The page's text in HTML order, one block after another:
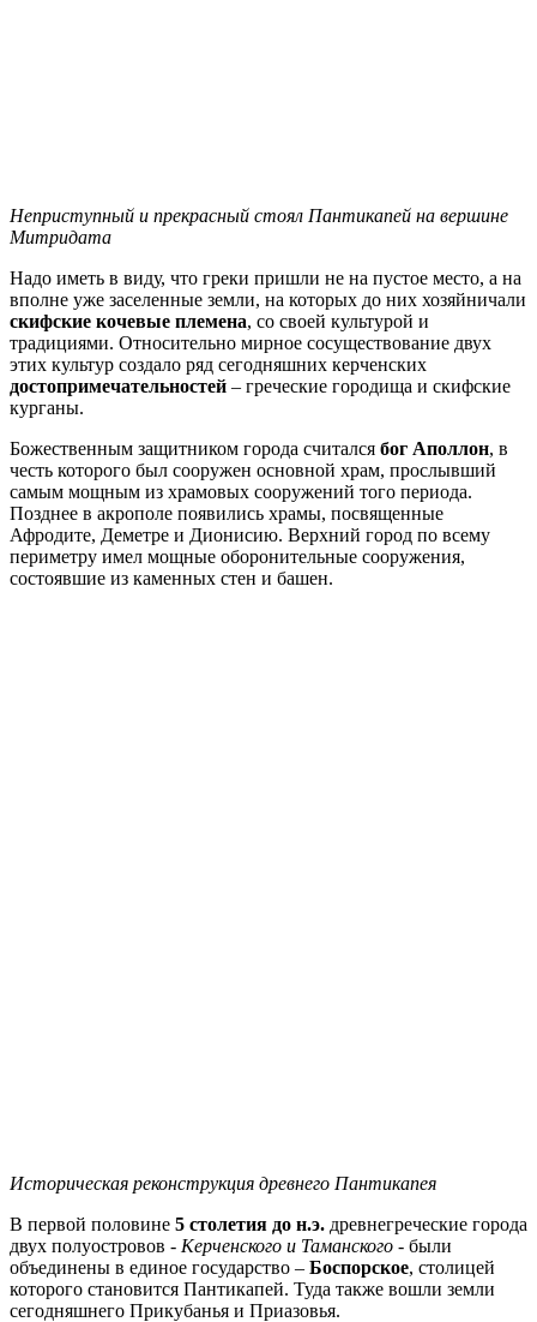
Неприступный и прекрасный стоял Пантикапей на вершине
Митридата
Надо иметь в виду, что греки пришли не на пустое место, а на
вполне уже заселенные земли, на которых до них хозяйничали
скифские кочевые племена, со своей культурой и
традициями. Относительно мирное сосуществование двух
этих культур создало ряд сегодняшних керченских
достопримечательностей – греческие городища и скифские
курганы.
Божественным защитником города считался бог Аполлон, в
честь которого был сооружен основной храм, прослывший
самым мощным из храмовых сооружений того периода.
Позднее в акрополе появились храмы, посвященные
Афродите, Деметре и Дионисию. Верхний город по всему
периметру имел мощные оборонительные сооружения,
состоявшие из каменных стен и башен.
Историческая реконструкция древнего Пантикапея
В первой половине 5 столетия до н.э. древнегреческие города
двух полуостровов - Керченского и Таманского - были
объединены в единое государство – Боспорское, столицей
которого становится Пантикапей. Туда также вошли земли
сегодняшнего Прикубанья и Приазовья.